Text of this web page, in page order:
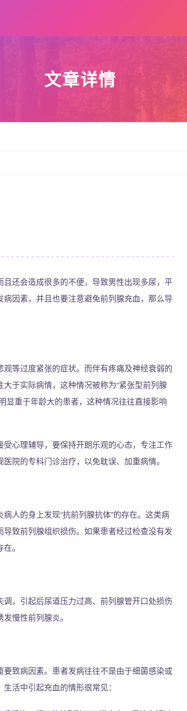
文章详情
还会造成很多的不便，导致男性出现多尿，平
因素，并且也要注意避免前列腺充血，那么导
等过度紧张的症状。而伴有疼痛及神经衰弱的
于实际病情，这种情况被称为“紧张型前列腺
显重于年龄大的患者，这种情况往往直接影响
心理辅导，要保持开朗乐观的心态，专注工作
院的专科门诊治疗，以免耽误、加重病情。
人的身上发现“抗前列腺抗体”的存在。这类病
致前列腺组织损伤。如果患者经过检查没有发
。
，引起后尿道压力过高、前列腺管开口处损伤
慢性前列腺炎。
致病因素。患者发病往往不是由于细菌感染或
活中引起充血的情形很常见：